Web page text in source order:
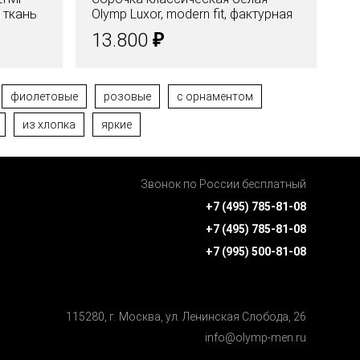
Olymp Luxor, modern fit, фактурная
13.800 ₽
фиолетовые розовые с орнаментом
из хлопка яркие
Звонок по России бесплатный
+7 (495) 785-81-08
+7 (495) 785-81-08
+7 (995) 500-81-08
115280, г. Москва, ул. Ленинская Cлобода, 26
info@olymp-men.ru